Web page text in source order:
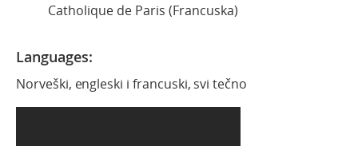
Catholique de Paris (Francuska)
Languages:
Norveški, engleski i francuski, svi tečno